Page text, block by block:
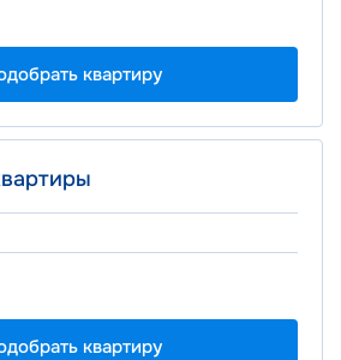
квартиру
млн ₽
квартиру